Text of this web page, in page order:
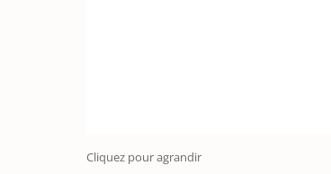
Cliquez pour agrandir